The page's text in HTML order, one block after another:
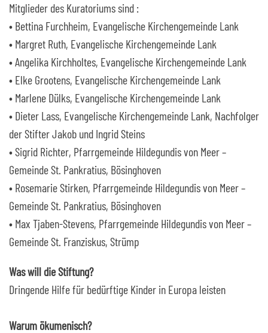
Mitglieder des Kuratoriums sind :
• Bettina Furchheim, Evangelische Kirchengemeinde Lank
• Margret Ruth, Evangelische Kirchengemeinde Lank
• Angelika Kirchholtes, Evangelische Kirchengemeinde Lank
• Elke Grootens, Evangelische Kirchengemeinde Lank
• Marlene Dülks, Evangelische Kirchengemeinde Lank
• Dieter Lass, Evangelische Kirchengemeinde Lank, Nachfolger
der Stifter Jakob und Ingrid Steins
• Sigrid Richter, Pfarrgemeinde Hildegundis von Meer –
Gemeinde St. Pankratius, Bösinghoven
• Rosemarie Stirken, Pfarrgemeinde Hildegundis von Meer –
Gemeinde St. Pankratius, Bösinghoven
• Max Tjaben-Stevens, Pfarrgemeinde Hildegundis von Meer –
Gemeinde St. Franziskus, Strümp
Was will die Stiftung?
Dringende Hilfe für bedürftige Kinder in Europa leisten
Warum ökumenisch?